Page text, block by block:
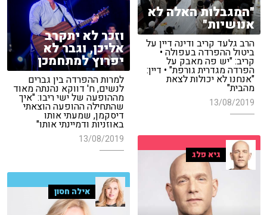
"המגבלות האלה לא
אנושיות"
הרב גלעד קריב ודינה דיין על
ביטול ההפרדה בעפולה •
קריב: "יש פה מאבק על
הפרדה מגדרית גורפת" • דיין:
"אנחנו לא יכולות לצאת
מהבית"
13/08/2019
וזכר לא יתקרב
אליכן, וגבר לא
יפרוץ למתחמכן
למרות ההפרדה בין גברים
לנשים, ח' דווקא נהנתה מאוד
מההופעה של ישי ריבו: "איך
שהתחילה ההופעה הוצאתי
דיסקמן, שמעתי אותו
באוזניות ודמיינתי אותו"
13/08/2019
גיא פלג
אילה חסון